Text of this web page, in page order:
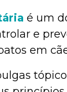
é um
e
em